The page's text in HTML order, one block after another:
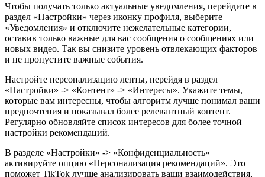
Чтобы получать только актуальные уведомления, перейдите в
раздел «Настройки» через иконку профиля, выберите
«Уведомления» и отключите нежелательные категории,
оставив только важные для вас сообщения о сообщениях или
новых видео. Так вы снизите уровень отвлекающих факторов
и не пропустите важные события.
Настройте персонализацию ленты, перейдя в раздел
«Настройки» -> «Контент» -> «Интересы». Укажите темы,
которые вам интересны, чтобы алгоритм лучше понимал ваши
предпочтения и показывал более релевантный контент.
Регулярно обновляйте список интересов для более точной
настройки рекомендаций.
В разделе «Настройки» -> «Конфиденциальность»
активируйте опцию «Персонализация рекомендаций». Это
поможет TikTok лучше анализировать ваши взаимодействия,